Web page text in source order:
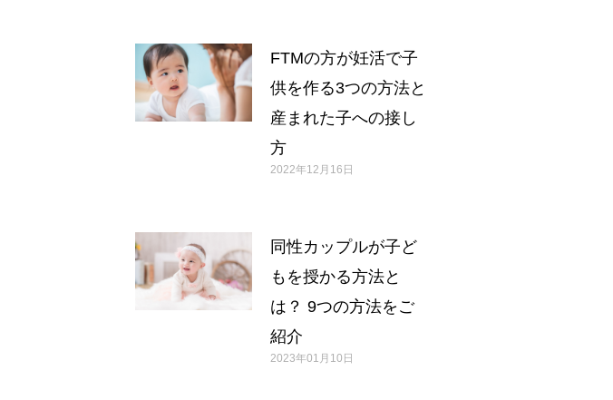
FTMの方が妊活で子
供を作る3つの方法と
産まれた子への接し
方
2022年12月16日
同性カップルが子ど
もを授かる方法と
は？ 9つの方法をご
紹介
2023年01月10日